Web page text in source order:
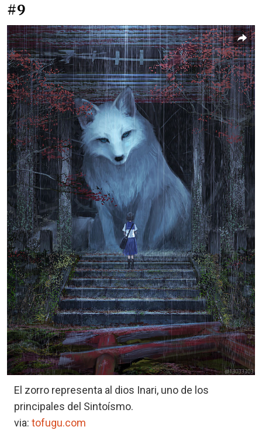
#9
El zorro representa al dios Inari, uno de los
principales del Sintoísmo.
via: tofugu.com